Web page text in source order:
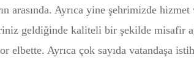
arasında. Ayrıca yine şehrimizde hizmet
geldiğinde kaliteli bir şekilde misafir
elbette. Ayrıca çok sayıda vatandaşa